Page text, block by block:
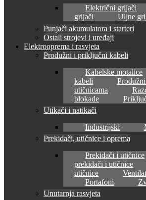
Električni grijači
grijači
Uljne
Punjači akumulatora i starteri
Ostali strojevi i uređaji
Elektrooprema i rasvjeta
Produžni i priključni kabeli
Kabelske motalice
kabeli
utičnicama
blokade
Utikači i natikači
Industrijski
Prekidači, utičnice i oprema
Prekidači i utičnice
prekidači i utičnice
utičnice
Portafoni
Unutarnja rasvjeta